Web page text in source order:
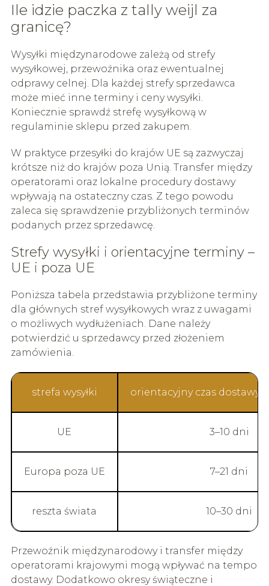
Ile idzie paczka z tally weijl za
granicę?
Wysyłki międzynarodowe zależą od strefy
wysyłkowej, przewoźnika oraz ewentualnej
odprawy celnej. Dla każdej strefy sprzedawca
może mieć inne terminy i ceny wysyłki.
Koniecznie sprawdź strefę wysyłkową w
regulaminie sklepu przed zakupem.
W praktyce przesyłki do krajów UE są zazwyczaj
krótsze niż do krajów poza Unią. Transfer między
operatorami oraz lokalne procedury dostawy
wpływają na ostateczny czas. Z tego powodu
zaleca się sprawdzenie przybliżonych terminów
podanych przez sprzedawcę.
Strefy wysyłki i orientacyjne terminy –
UE i poza UE
Poniższa tabela przedstawia przybliżone terminy
dla głównych stref wysyłkowych wraz z uwagami
o możliwych wydłużeniach. Dane należy
potwierdzić u sprzedawcy przed złożeniem
zamówienia.
strefa wysyłki orientacyjny czas dostawy
UE 3–10 dni
Europa poza UE 7–21 dni
reszta świata 10–30 dni
Przewoźnik międzynarodowy i transfer między
operatorami krajowymi mogą wpływać na tempo
dostawy. Dodatkowo okresy świąteczne i